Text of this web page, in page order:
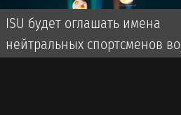
ISU будет оглашать имена
нейтральных спортсменов во